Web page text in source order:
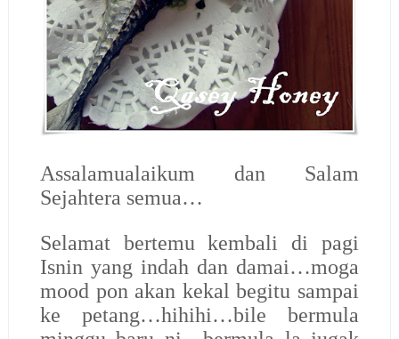
Assalamualaikum dan Salam
Sejahtera semua…
Selamat bertemu kembali di pagi
Isnin yang indah dan damai…moga
mood pon akan kekal begitu sampai
ke petang…hihihi…bile bermula